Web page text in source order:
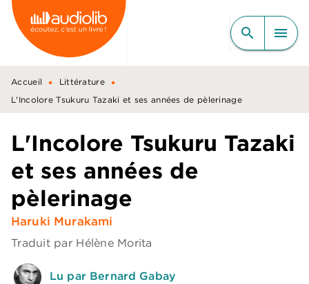
MENU RECHERCHE
CONTENU
PIED DE PAGE
search menu
Accueil • Littérature •
L'Incolore Tsukuru Tazaki et ses années de pèlerinage
L'Incolore Tsukuru Tazaki
et ses années de
pèlerinage
Haruki Murakami
Traduit par Hélène Morita
Lu par Bernard Gabay